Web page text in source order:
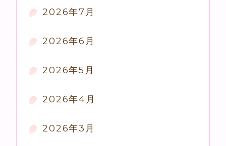
2026年7月
2026年6月
2026年5月
2026年4月
2026年3月